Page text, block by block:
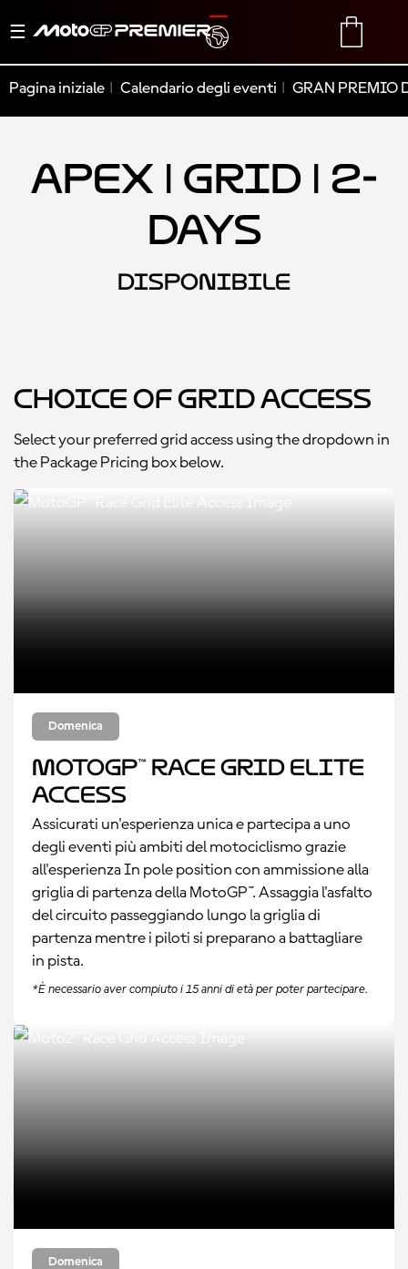
Menu
navigazione
TRANSLATE
Pagina iniziale Calendario degli eventi GRAN PREMIO
Apex | Grid | 2-
Days
DISPONIBILE
Choice of Grid Access
Select your preferred grid access using the dropdown in
the Package Pricing box below.
Domenica
MotoGP™ Race Grid Elite
Access
Assicurati un'esperienza unica e partecipa a uno
degli eventi più ambiti del motociclismo grazie
all'esperienza In pole position con ammissione alla
griglia di partenza della MotoGP™. Assaggia l'asfalto
del circuito passeggiando lungo la griglia di
partenza mentre i piloti si preparano a battagliare
in pista.
*È necessario aver compiuto i 15 anni di età per poter partecipare.
Domenica